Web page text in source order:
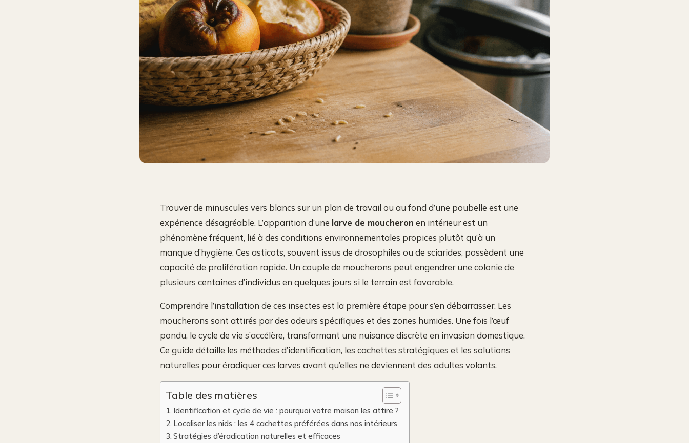
Trouver de minuscules vers blancs sur un plan de travail ou au fond d’une poubelle est une
expérience désagréable. L’apparition d’une larve de moucheron en intérieur est un
phénomène fréquent, lié à des conditions environnementales propices plutôt qu’à un
manque d’hygiène. Ces asticots, souvent issus de drosophiles ou de sciarides, possèdent une
capacité de prolifération rapide. Un couple de moucherons peut engendrer une colonie de
plusieurs centaines d’individus en quelques jours si le terrain est favorable.
Comprendre l’installation de ces insectes est la première étape pour s’en débarrasser. Les
moucherons sont attirés par des odeurs spécifiques et des zones humides. Une fois l’œuf
pondu, le cycle de vie s’accélère, transformant une nuisance discrète en invasion domestique.
Ce guide détaille les méthodes d’identification, les cachettes stratégiques et les solutions
naturelles pour éradiquer ces larves avant qu’elles ne deviennent des adultes volants.
Table des matières
Identification et cycle de vie : pourquoi votre maison les attire ?
Localiser les nids : les 4 cachettes préférées dans nos intérieurs
Stratégies d’éradication naturelles et efficaces